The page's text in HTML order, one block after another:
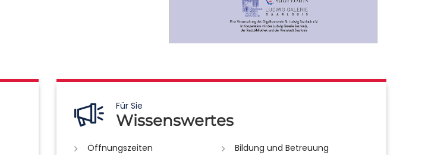
Für Sie
Wissenswertes
Öffnungszeiten
Bildung und Betreuung